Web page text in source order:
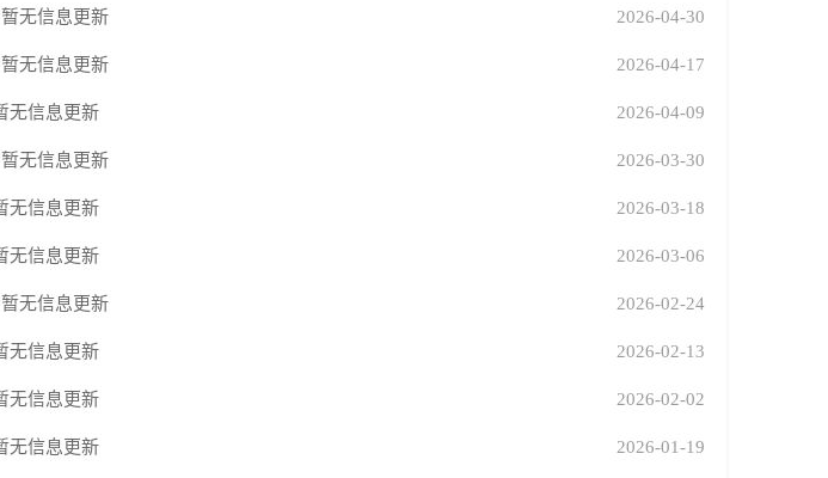
无信息更新 2026-04-30
无信息更新 2026-04-17
无信息更新 2026-04-09
无信息更新 2026-03-30
无信息更新 2026-03-18
无信息更新 2026-03-06
无信息更新 2026-02-24
无信息更新 2026-02-13
无信息更新 2026-02-02
无信息更新 2026-01-19